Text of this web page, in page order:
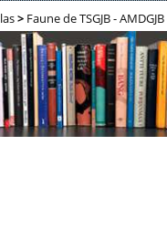
> Faune de TSGJB -